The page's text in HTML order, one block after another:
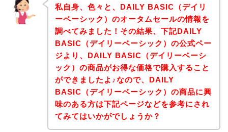
私自身、色々と、DAILY BASIC（デイリ
ーベーシック）のオータムセールの情報を
調べてみました！その結果、下記DAILY
BASIC（デイリーベーシック）の公式ペー
ジより、DAILY BASIC（デイリーベーシ
ック）の商品がお得な価格で購入すること
ができましたよ♪なので、DAILY
BASIC（デイリーベーシック）の商品に興
味のある方は下記ページなどを参考にされ
てみてはいかがでしょうか？